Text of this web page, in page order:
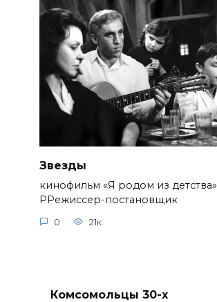
Звезды
кинофильм «Я родом из детства»
РРежиссер-постановщик
0 21к.
Комсомольцы 30-x